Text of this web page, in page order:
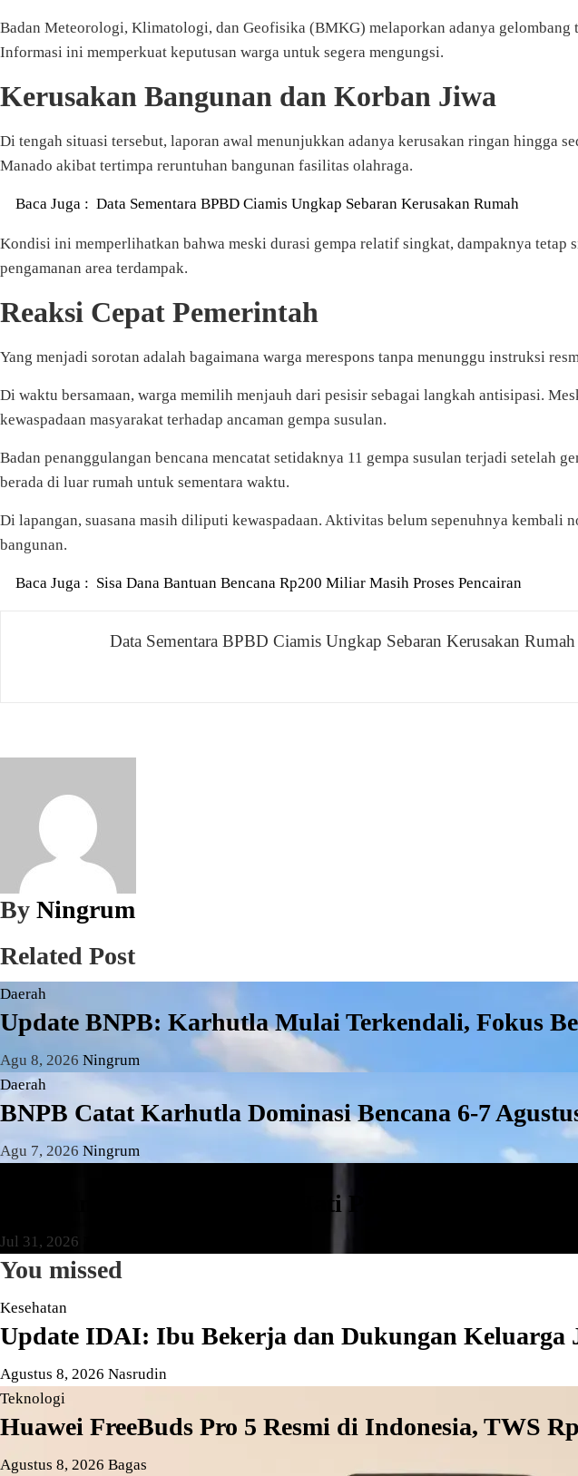
Badan Meteorologi, Klimatologi, dan Geofisika (BMKG) melaporkan adanya
Informasi ini memperkuat keputusan warga untuk segera mengungsi.
Kerusakan Bangunan dan Korban Jiwa
Di tengah situasi tersebut, laporan awal menunjukkan adanya kerusakan ringan hingga
Manado akibat tertimpa reruntuhan bangunan fasilitas olahraga.
Baca Juga : Data Sementara BPBD Ciamis Ungkap Sebaran Kerusakan Rumah
Kondisi ini memperlihatkan bahwa meski durasi gempa relatif singkat, dampaknya
pengamanan area terdampak.
Reaksi Cepat Pemerintah
Yang menjadi sorotan adalah bagaimana warga merespons tanpa menunggu instruksi
Di waktu bersamaan, warga memilih menjauh dari pesisir sebagai langkah antisipasi.
kewaspadaan masyarakat terhadap ancaman gempa susulan.
Badan penanggulangan bencana mencatat setidaknya 11 gempa susulan terjadi setelah
berada di luar rumah untuk sementara waktu.
Di lapangan, suasana masih diliputi kewaspadaan. Aktivitas belum sepenuhnya
bangunan.
Baca Juga : Sisa Dana Bantuan Bencana Rp200 Miliar Masih Proses Pencairan
NavigasiData Sementara BPBD Ciamis Ungkap Sebaran Kerusakan Rumah
By Ningrum
Related Post
Daerah
Update BNPB: Karhutla Mulai Terkendali, Fokus
Agu 8, 2026 Ningrum
Daerah
BNPB Catat Karhutla Dominasi Bencana 6-7
Agu 7, 2026 Ningrum
Pengganjal ATM RS Buah Hati Pamulang
Jul 31, 2026
You missed
Kesehatan
Update IDAI: Ibu Bekerja dan Dukungan Keluarga
Agustus 8, 2026 Nasrudin
Teknologi
Huawei FreeBuds Pro 5 Resmi di Indonesia, TWS
Agustus 8, 2026 Bagas